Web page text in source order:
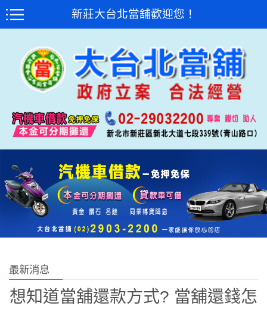
新莊大台北當舖歡迎您！
最新消息
想知道當舖還款方式? 當舖還錢怎